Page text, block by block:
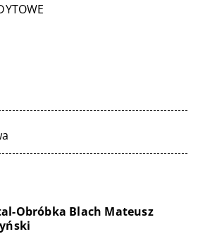
Obróbka Blach Mateusz